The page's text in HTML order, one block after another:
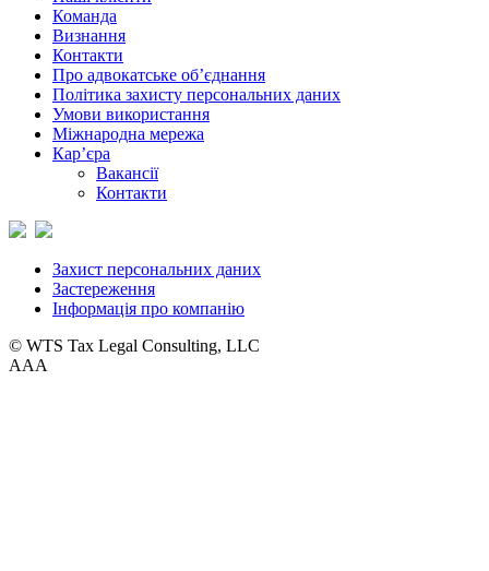
Команда
Визнання
Контакти
Про адвокатське об’єднання
Політика захисту персональних даних
Умови використання
Міжнародна мережа
Кар’єра
Вакансії
Контакти
Захист персональних даних
Застереження
Інформація про компанію
© WTS Tax Legal Consulting, LLC
AAA